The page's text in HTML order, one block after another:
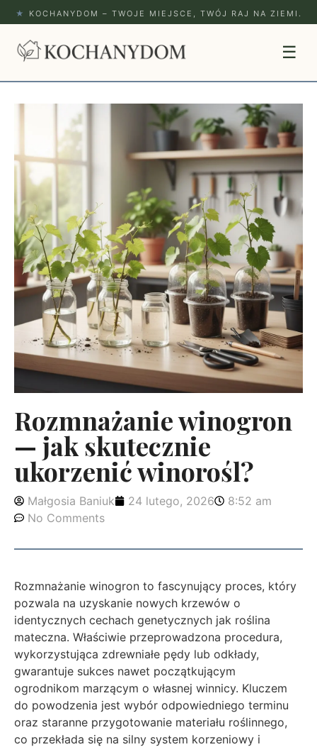
★ KOCHANYDOM – TWOJE MIEJSCE, TWÓJ RAJ NA ZIEMI.
☰
Rozmnażanie winogron
— jak skutecznie
ukorzenić winorośl?
Małgosia Baniuk 24 lutego, 2026
8:52 am
No Comments
Rozmnażanie winogron to fascynujący proces, który
pozwala na uzyskanie nowych krzewów o
identycznych cechach genetycznych jak roślina
mateczna. Właściwie przeprowadzona procedura,
wykorzystująca zdrewniałe pędy lub odkłady,
gwarantuje sukces nawet początkującym
ogrodnikom marzącym o własnej winnicy. Kluczem
do powodzenia jest wybór odpowiedniego terminu
oraz staranne przygotowanie materiału roślinnego,
co przekłada się na silny system korzeniowy i